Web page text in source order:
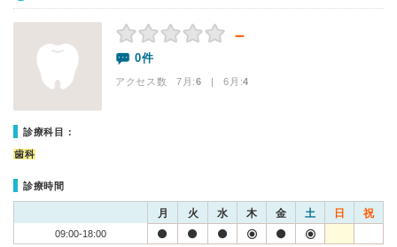
－
0件
アクセス数 7月:6 | 6月:4
診療科目：
歯科
診療時間
月 火 水 木 金 土 日 祝
09:00-18:00